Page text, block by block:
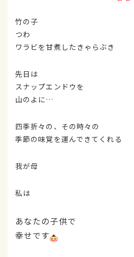
竹の子
つわ
ワラビを甘煮したきゃらぶき
先日は
スナップエンドウを
山のよに…
四季折々の、その時々の
季節の味覚を運んできてくれる
我が母
私は
あなたの子供で
幸せです